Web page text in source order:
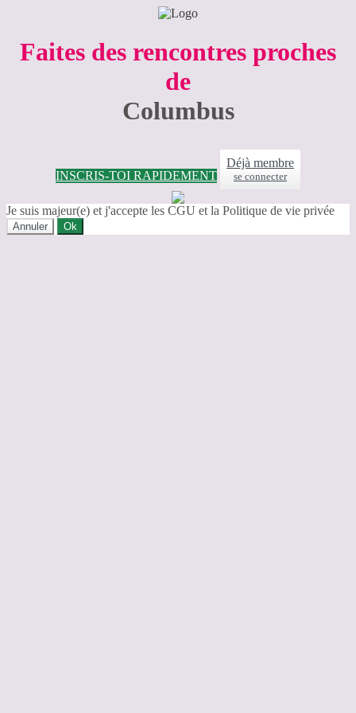
Faites des rencontres proches
de
Columbus
INSCRIS-TOI RAPIDEMENT
Déjà membre
se connecter
Je suis majeur(e) et j'accepte les CGU et la Politique de vie privée
Annuler Ok